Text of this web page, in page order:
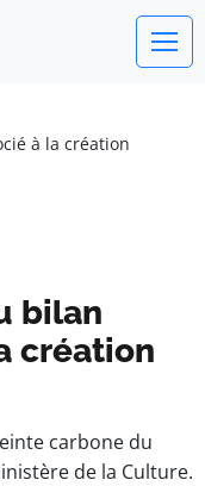
à la création
bilan
création
carbone du
de la Culture.